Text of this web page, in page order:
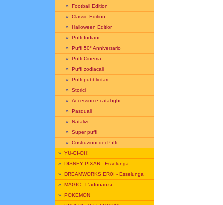
» Football Edition
» Classic Edition
» Halloween Edition
» Puffi Indiani
» Puffi 50° Anniversario
» Puffi Cinema
» Puffi zodiacali
» Puffi pubblicitari
» Storici
» Accessori e cataloghi
» Pasquali
» Natalizi
» Super puffi
» Costruzioni dei Puffi
» YU-GI-OH!
» DISNEY PIXAR - Esselunga
» DREAMWORKS EROI - Esselunga
» MAGIC - L'adunanza
» POKEMON